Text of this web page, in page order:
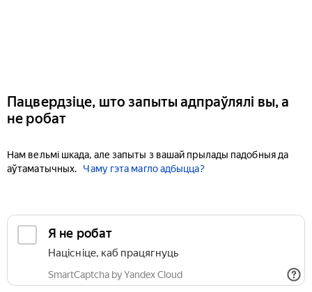
Пацвердзіце, што запыты адпраўлялі вы, а
не робат
Нам вельмі шкада, але запыты з вашай прылады падобныя да
аўтаматычных.
Чаму гэта магло адбыцца?
Я не робат
Націсніце, каб працягнуць
SmartCaptcha by Yandex Cloud